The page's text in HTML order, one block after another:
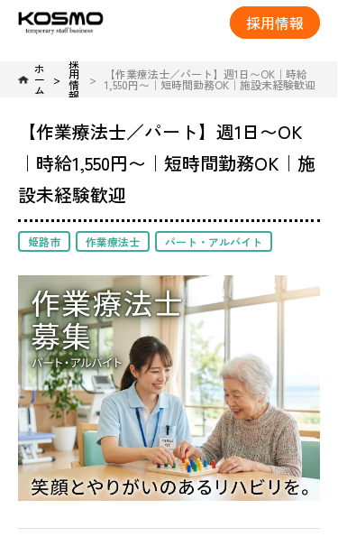
採用情報
ホ
ー
ム
採
用
情
報
【作業療法士／パート】週1日〜OK｜時給
1,550円〜｜短時間勤務OK｜施設未経験歓迎
【作業療法士／パート】週1日〜OK
｜時給1,550円〜｜短時間勤務OK｜施
設未経験歓迎
姫路市 作業療法士 パート・アルバイト